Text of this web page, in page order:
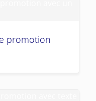
promotion